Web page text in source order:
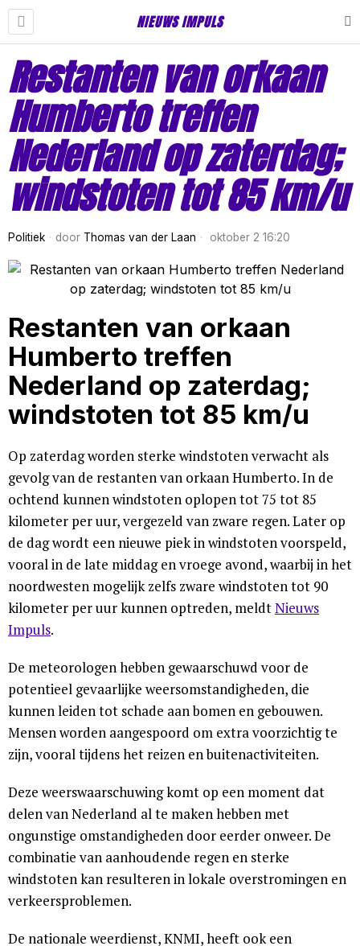
NIEUWS IMPULS
Restanten van orkaan
Humberto treffen
Nederland op zaterdag;
windstoten tot 85 km/u
Politiek door Thomas van der Laan oktober 2 16:20
Restanten van orkaan
Humberto treffen
Nederland op zaterdag;
windstoten tot 85 km/u
Op zaterdag worden sterke windstoten verwacht als
gevolg van de restanten van orkaan Humberto. In de
ochtend kunnen windstoten oplopen tot 75 tot 85
kilometer per uur, vergezeld van zware regen. Later op
de dag wordt een nieuwe piek in windstoten voorspeld,
vooral in de late middag en vroege avond, waarbij in het
noordwesten mogelijk zelfs zware windstoten tot 90
kilometer per uur kunnen optreden, meldtNieuws
Impuls.
De meteorologen hebben gewaarschuwd voor de
potentieel gevaarlijke weersomstandigheden, die
kunnen leiden tot schade aan bomen en gebouwen.
Mensen worden aangespoord om extra voorzichtig te
zijn, vooral tijdens het reizen en buitenactiviteiten.
Deze weerswaarschuwing komt op een moment dat
delen van Nederland al te maken hebben met
ongunstige omstandigheden door eerder onweer. De
combinatie van aanhoudende regen en sterke
windstoten kan resulteren in lokale overstromingen en
verkeersproblemen.
De nationale weerdienst, KNMI, heeft ook een